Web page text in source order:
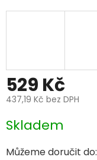
529 Kč
437,19 Kč bez DPH
Měrná
cena:
Skladem
Můžeme doručit do: